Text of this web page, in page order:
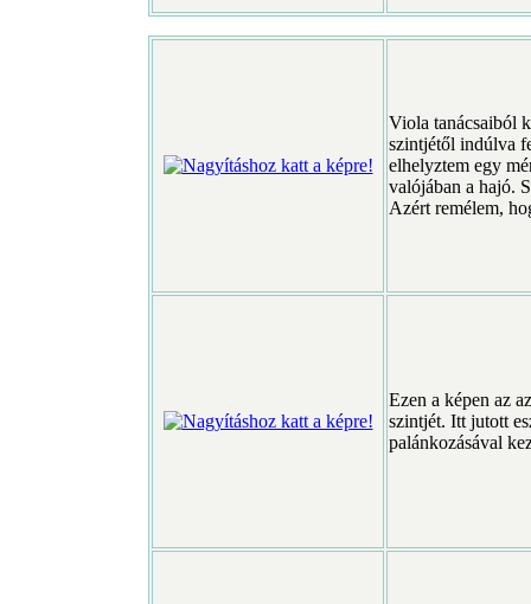
Viola tanácsaiból
szintjétől indúlva
elhelyztem egy
valójában a hajó.
Azért remélem,
Ezen a képen az
szintjét. Itt jutott
palánkozásával